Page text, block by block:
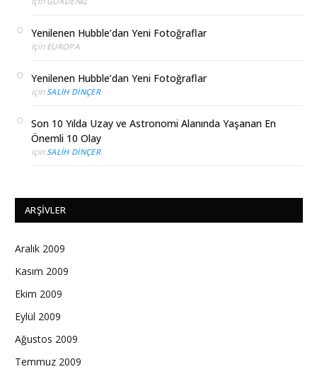
Yenilenen Hubble’dan Yeni Fotoğraflar
için EUROPA
Yenilenen Hubble’dan Yeni Fotoğraflar
için SALIH DINÇER
Son 10 Yılda Uzay ve Astronomi Alanında Yaşanan En
Önemli 10 Olay
için SALIH DINÇER
ARŞIVLER
Aralık 2009
Kasım 2009
Ekim 2009
Eylül 2009
Ağustos 2009
Temmuz 2009